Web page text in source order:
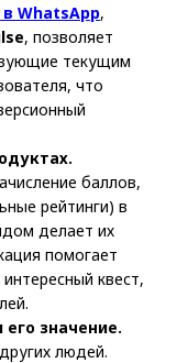
WhatsApp,
, позволяет
текущим
что
баллов,
рейтинги) в
делает их
помогает
квест,
значение.
людей.